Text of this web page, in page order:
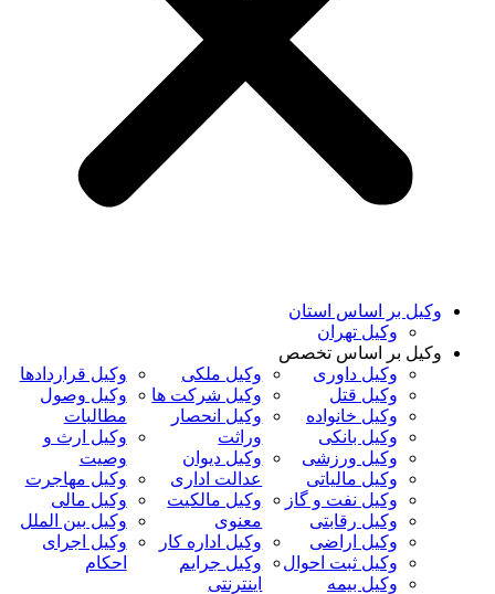
وکیل بر اساس استان
وکیل تهران
وکیل بر اساس تخصص
وکیل داوری
وکیل قتل
وکیل خانواده
وکیل بانکی
وکیل ورزشی
وکیل مالیاتی
وکیل نفت و گاز
وکیل رقابتی
وکیل اراضی
وکیل ثبت احوال
وکیل بیمه
وکیل ملکی
وکیل شرکت ها
وکیل انحصار
وراثت
وکیل دیوان
عدالت اداری
وکیل مالکیت
معنوی
وکیل اداره کار
وکیل جرایم
اینترنتی
وکیل قراردادها
وکیل وصول
مطالبات
وکیل ارث و
وصیت
وکیل مهاجرت
وکیل مالی
وکیل بین الملل
وکیل اجرای
احکام